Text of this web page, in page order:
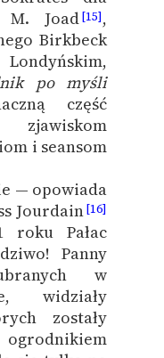
M. Joad[15],
Birkbeck
po myśli
część
zjawiskom
i seansom
— opowiada
Jourdain[16]
roku Pałac
Panny
w
widziały
zostały
ogrodnikiem